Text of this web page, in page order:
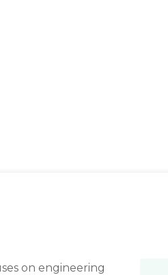
on engineering